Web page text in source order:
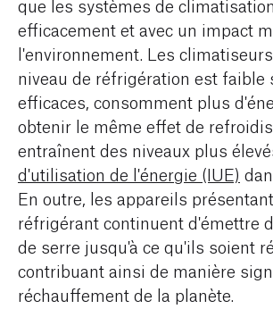
que les systèmes de
efficacement et avec un impact
l'environnement. Les
niveau de réfrigération est faible
efficaces, consomment plus
obtenir le même effet de
entraînent des niveaux plus
d'utilisation de l'énergie (IUE)
En outre, les appareils
réfrigérant continuent d'émettre
de serre jusqu'à ce qu'ils soient
contribuant ainsi de manière
réchauffement de la planète.